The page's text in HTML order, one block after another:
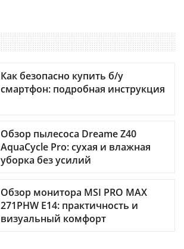
Как безопасно купить б/у
смартфон: подробная инструкция
Обзор пылесоса Dreame Z40
AquaCycle Pro: сухая и влажная
уборка без усилий
Обзор монитора MSI PRO MAX
271PHW E14: практичность и
визуальный комфорт